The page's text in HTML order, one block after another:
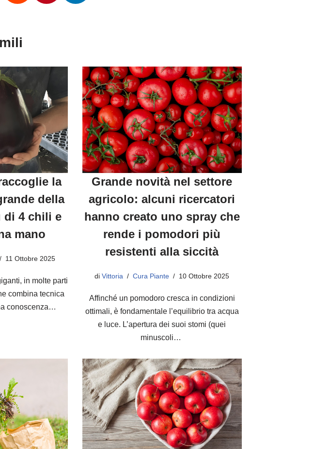
la
della
di 4 chili e
mano
11 Ottobre 2025
in molte parti
combina tecnica
conoscenza…
Grande novità nel settore
agricolo: alcuni ricercatori
hanno creato uno spray che
rende i pomodori più
resistenti alla siccità
diVittoria Cura Piante 10 Ottobre 2025
Affinché un pomodoro cresca in condizioni
ottimali, è fondamentale l’equilibrio tra acqua
e luce. L’apertura dei suoi stomi (quei
minuscoli…